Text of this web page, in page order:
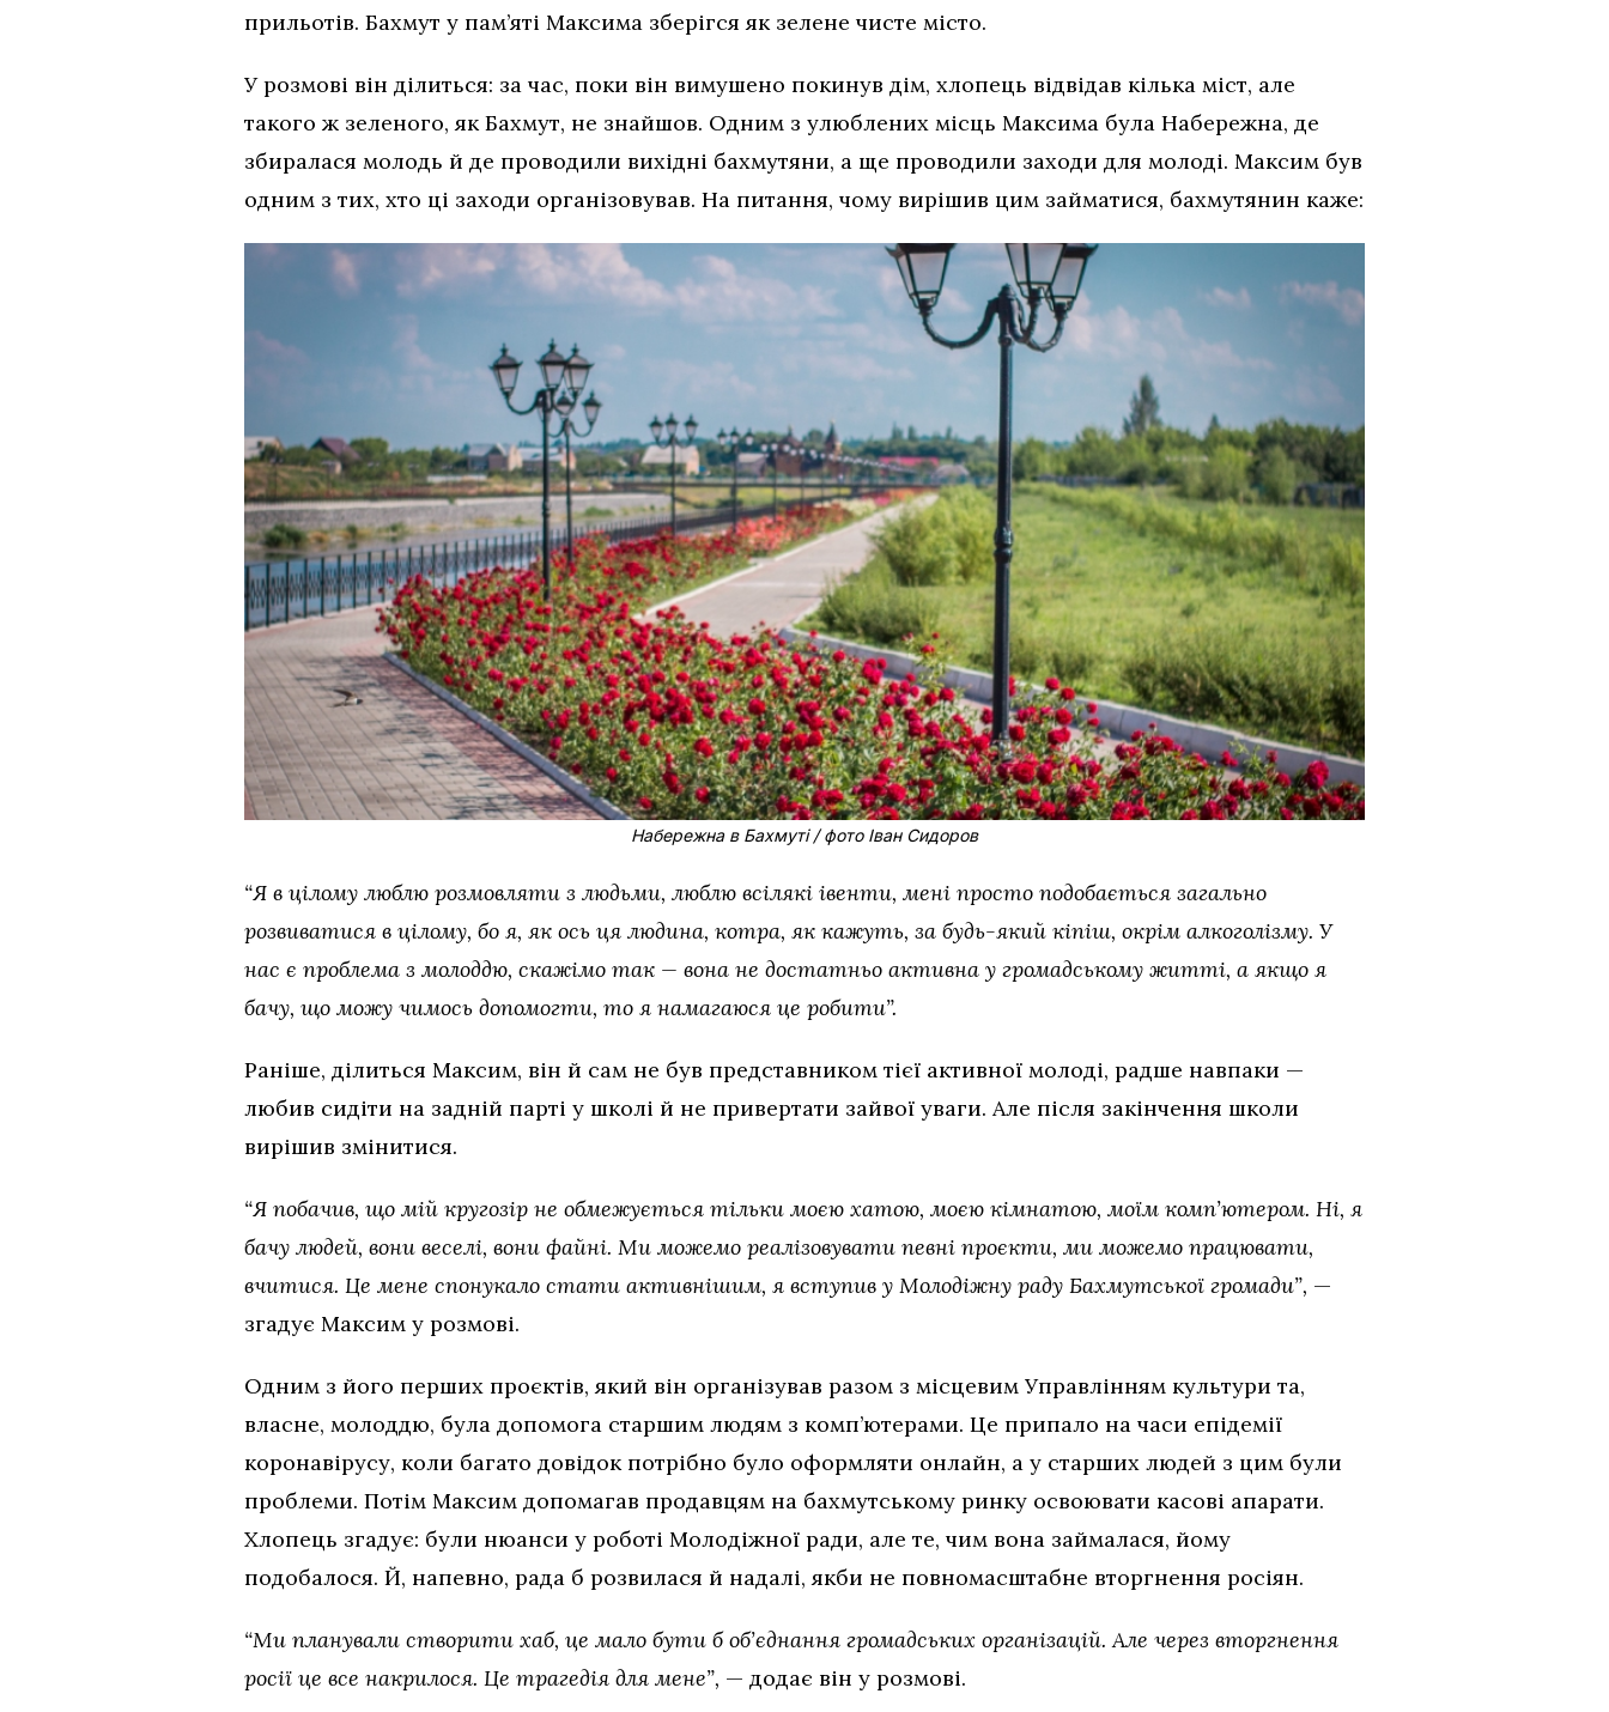
прильотів. Бахмут у пам’яті Максима зберігся як зелене чисте місто.
У розмові він ділиться: за час, поки він вимушено покинув дім, хлопець відвідав кілька міст, але
такого ж зеленого, як Бахмут, не знайшов. Одним з улюблених місць Максима була Набережна, де
збиралася молодь й де проводили вихідні бахмутяни, а ще проводили заходи для молоді. Максим був
одним з тих, хто ці заходи організовував. На питання, чому вирішив цим займатися, бахмутянин каже:
Набережна в Бахмуті / фото Іван Сидоров
“Я в цілому люблю розмовляти з людьми, люблю всілякі івенти, мені просто подобається загально
розвиватися в цілому, бо я, як ось ця людина, котра, як кажуть, за будь-який кіпіш, окрім алкоголізму. У
нас є проблема з молоддю, скажімо так — вона не достатньо активна у громадському житті, а якщо я
бачу, що можу чимось допомогти, то я намагаюся це робити”.
Раніше, ділиться Максим, він й сам не був представником тієї активної молоді, радше навпаки —
любив сидіти на задній парті у школі й не привертати зайвої уваги. Але після закінчення школи
вирішив змінитися.
“Я побачив, що мій кругозір не обмежується тільки моєю хатою, моєю кімнатою, моїм комп’ютером. Ні, я
бачу людей, вони веселі, вони файні. Ми можемо реалізовувати певні проєкти, ми можемо працювати,
вчитися. Це мене спонукало стати активнішим, я вступив у Молодіжну раду Бахмутської громади”, —
згадує Максим у розмові.
Одним з його перших проєктів, який він організував разом з місцевим Управлінням культури та,
власне, молоддю, була допомога старшим людям з комп’ютерами. Це припало на часи епідемії
коронавірусу, коли багато довідок потрібно було оформляти онлайн, а у старших людей з цим були
проблеми. Потім Максим допомагав продавцям на бахмутському ринку освоювати касові апарати.
Хлопець згадує: були нюанси у роботі Молодіжної ради, але те, чим вона займалася, йому
подобалося. Й, напевно, рада б розвилася й надалі, якби не повномасштабне вторгнення росіян.
“Ми планували створити хаб, це мало бути б об’єднання громадських організацій. Але через вторгнення
росії це все накрилося. Це трагедія для мене”, — додає він у розмові.